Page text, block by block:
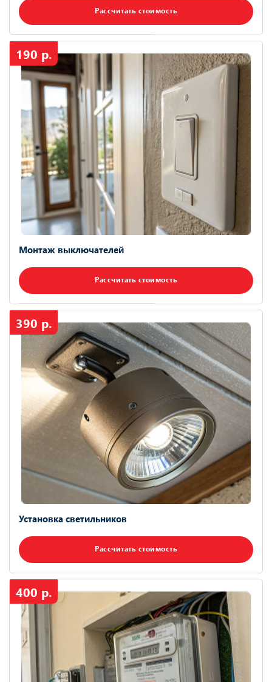
Рассчитать стоимость
190 р.
Монтаж выключателей
Рассчитать стоимость
390 р.
Установка светильников
Рассчитать стоимость
400 р.